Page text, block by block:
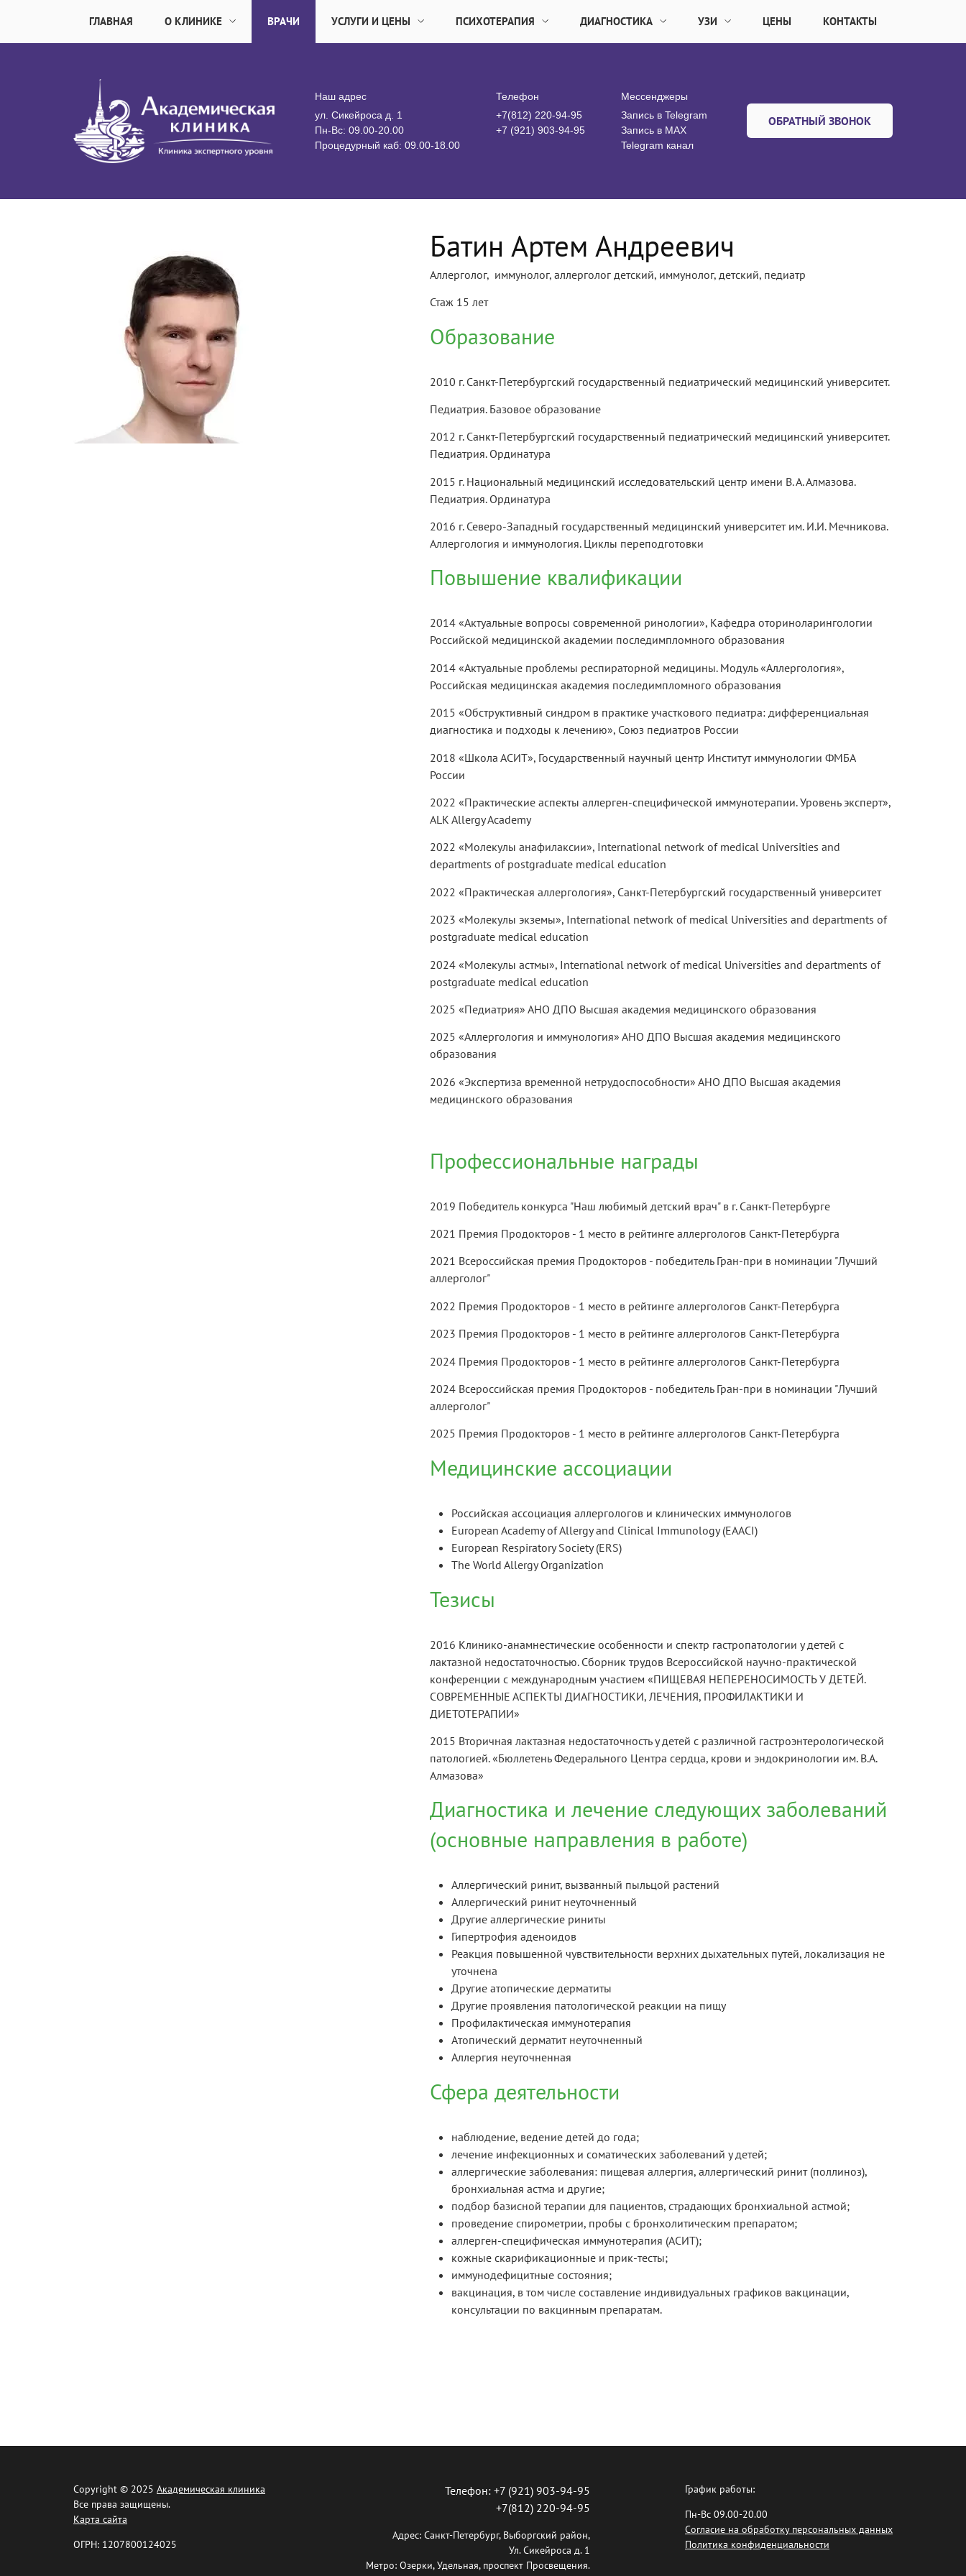
ГЛАВНАЯ О КЛИНИКЕ ВРАЧИ УСЛУГИ И ЦЕНЫ ПСИХОТЕРАПИЯ ДИАГНОСТИКА УЗИ ЦЕНЫ КОНТАКТЫ
Наш адрес
ул. Сикейроса д. 1
Пн-Вс: 09.00-20.00
Процедурный каб: 09.00-18.00
Телефон
+7(812) 220-94-95
+7 (921) 903-94-95
Мессенджеры
Запись в Telegram
Запись в MАX
Telegram канал
ОБРАТНЫЙ ЗВОНОК
Батин Артем Андреевич
Аллерголог, иммунолог, аллерголог детский, иммунолог, детский, педиатр
Стаж 15 лет
Образование
2010 г. Санкт-Петербургский государственный педиатрический медицинский университет.
Педиатрия. Базовое образование
2012 г. Санкт-Петербургский государственный педиатрический медицинский университет.
Педиатрия. Ординатура
2015 г. Национальный медицинский исследовательский центр имени В. А. Алмазова.
Педиатрия. Ординатура
2016 г. Северо-Западный государственный медицинский университет им. И.И. Мечникова.
Аллергология и иммунология. Циклы переподготовки
Повышение квалификации
2014 «Актуальные вопросы современной ринологии», Кафедра оториноларингологии
Российской медицинской академии последимпломного образования
2014 «Актуальные проблемы респираторной медицины. Модуль «Аллергология»,
Российская медицинская академия последимпломного образования
2015 «Обструктивный синдром в практике участкового педиатра: дифференциальная
диагностика и подходы к лечению», Союз педиатров России
2018 «Школа АСИТ», Государственный научный центр Институт иммунологии ФМБА
России
2022 «Практические аспекты аллерген-специфической иммунотерапии. Уровень эксперт»,
ALK Allergy Academy
2022 «Молекулы анафилаксии», International network of medical Universities and
departments of postgraduate medical education
2022 «Практическая аллергология», Санкт-Петербургский государственный университет
2023 «Молекулы экземы», International network of medical Universities and departments of
postgraduate medical education
2024 «Молекулы астмы», International network of medical Universities and departments of
postgraduate medical education
2025 «Педиатрия» АНО ДПО Высшая академия медицинского образования
2025 «Аллергология и иммунология» АНО ДПО Высшая академия медицинского
образования
2026 «Экспертиза временной нетрудоспособности» АНО ДПО Высшая академия
медицинского образования
Профессиональные награды
2019 Победитель конкурса "Наш любимый детский врач" в г. Санкт-Петербурге
2021 Премия Продокторов - 1 место в рейтинге аллергологов Санкт-Петербурга
2021 Всероссийская премия Продокторов - победитель Гран-при в номинации "Лучший
аллерголог"
2022 Премия Продокторов - 1 место в рейтинге аллергологов Санкт-Петербурга
2023 Премия Продокторов - 1 место в рейтинге аллергологов Санкт-Петербурга
2024 Премия Продокторов - 1 место в рейтинге аллергологов Санкт-Петербурга
2024 Всероссийская премия Продокторов - победитель Гран-при в номинации "Лучший
аллерголог"
2025 Премия Продокторов - 1 место в рейтинге аллергологов Санкт-Петербурга
Медицинские ассоциации
Российская ассоциация аллергологов и клинических иммунологов
European Academy of Allergy and Clinical Immunology (EAACI)
European Respiratory Society (ERS)
The World Allergy Organization
Тезисы
2016 Клинико-анамнестические особенности и спектр гастропатологии у детей с
лактазной недостаточностью. Сборник трудов Всероссийской научно-практической
конференции с международным участием «ПИЩЕВАЯ НЕПЕРЕНОСИМОСТЬ У ДЕТЕЙ.
СОВРЕМЕННЫЕ АСПЕКТЫ ДИАГНОСТИКИ, ЛЕЧЕНИЯ, ПРОФИЛАКТИКИ И
ДИЕТОТЕРАПИИ»
2015 Вторичная лактазная недостаточность у детей с различной гастроэнтерологической
патологией. «Бюллетень Федерального Центра сердца, крови и эндокринологии им. В.А.
Алмазова»
Диагностика и лечение следующих заболеваний
(основные направления в работе)
Аллергический ринит, вызванный пыльцой растений
Аллергический ринит неуточненный
Другие аллергические риниты
Гипертрофия аденоидов
Реакция повышенной чувствительности верхних дыхательных путей, локализация не
уточнена
Другие атопические дерматиты
Другие проявления патологической реакции на пищу
Профилактическая иммунотерапия
Атопический дерматит неуточненный
Аллергия неуточненная
Сфера деятельности
наблюдение, ведение детей до года;
лечение инфекционных и соматических заболеваний у детей;
аллергические заболевания: пищевая аллергия, аллергический ринит (поллиноз),
бронхиальная астма и другие;
подбор базисной терапии для пациентов, страдающих бронхиальной астмой;
проведение спирометрии, пробы с бронхолитическим препаратом;
аллерген-специфическая иммунотерапия (АСИТ);
кожные скарификационные и прик-тесты;
иммунодефицитные состояния;
вакцинация, в том числе составление индивидуальных графиков вакцинации,
консультации по вакцинным препаратам.
Copyright © 2025 Академическая клиника
Все права защищены.
Карта сайта
ОГРН: 1207800124025
Телефон: +7 (921) 903-94-95
+7(812) 220-94-95
Адрес: Санкт-Петербург, Выборгский район,
Ул. Сикейроса д. 1
Метро: Озерки, Удельная, проспект Просвещения.
График работы:
Пн-Вс 09.00-20.00
Согласие на обработку персональных данных
Политика конфиденциальности